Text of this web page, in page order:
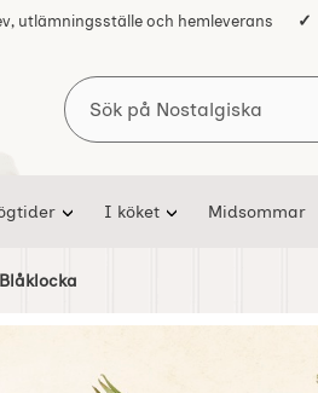
utlämningsställe och hemleverans
Sök
I köket Midsommar